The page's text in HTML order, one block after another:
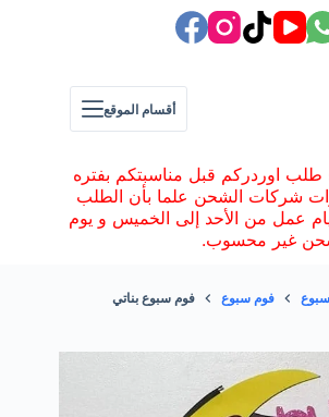
أقسام الموقع
طلب اوردركم قبل مناسبتكم بفتره
شركات الشحن علما بأن الطلب
خلال 2 إلي 3 أيام عمل من الأحد إلى الخميس و يوم
غير محسوب.
فوم سبوع فوم سبوع بناتي